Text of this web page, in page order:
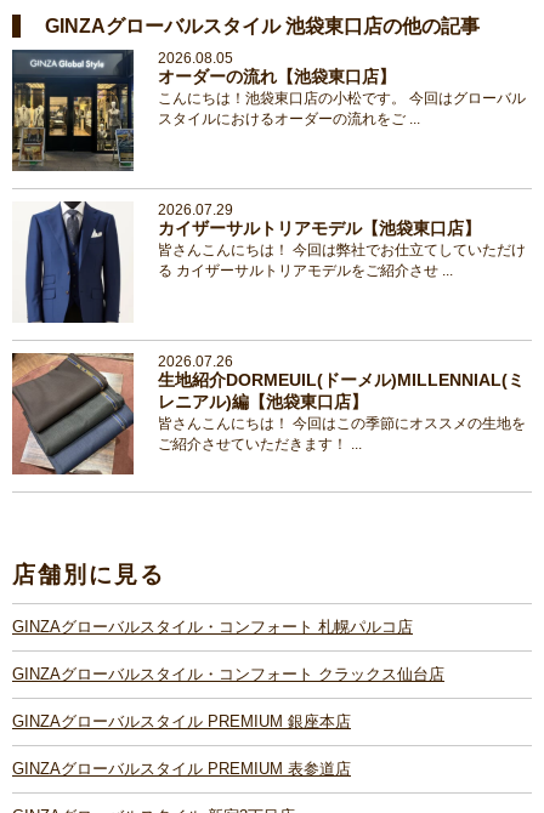
GINZAグローバルスタイル 池袋東口店の他の記事
2026.08.05
オーダーの流れ【池袋東口店】
こんにちは！池袋東口店の小松です。 今回はグローバル
スタイルにおけるオーダーの流れをご ...
2026.07.29
カイザーサルトリアモデル【池袋東口店】
皆さんこんにちは！ 今回は弊社でお仕立てしていただけ
る カイザーサルトリアモデルをご紹介させ ...
2026.07.26
生地紹介DORMEUIL(ドーメル)MILLENNIAL(ミ
レニアル)編【池袋東口店】
皆さんこんにちは！ 今回はこの季節にオススメの生地を
ご紹介させていただきます！ ...
店舗別に見る
GINZAグローバルスタイル・コンフォート 札幌パルコ店
GINZAグローバルスタイル・コンフォート クラックス仙台店
GINZAグローバルスタイル PREMIUM 銀座本店
GINZAグローバルスタイル PREMIUM 表参道店